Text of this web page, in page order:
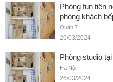
Phòng fun tiện
phòng khách
Quận 7
26/03/2024
Phòng studio
Hà Nội
26/03/2024